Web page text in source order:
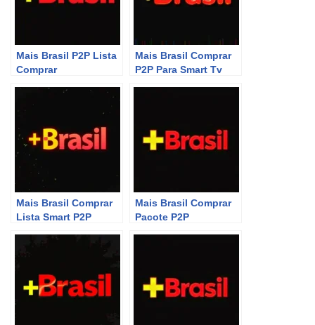
Mais Brasil P2P Lista
Comprar
Mais Brasil Comprar
P2P Para Smart Tv
Mais Brasil Comprar
Lista Smart P2P
Mais Brasil Comprar
Pacote P2P